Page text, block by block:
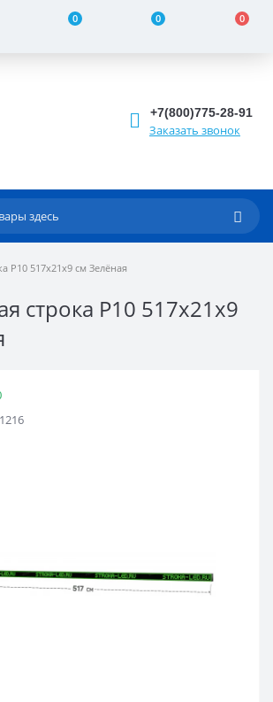
0 0 0
+7(800)775-28-91
Заказать звонок
Р10 517x21x9 см Зелёная
строка Р10 517x21x9